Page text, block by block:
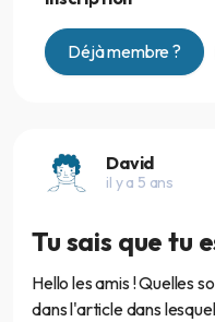
Déjà membre ?
David
il y a 5 ans
Tu sais que tu
Hello les amis ! Quelles
dans l'article dans